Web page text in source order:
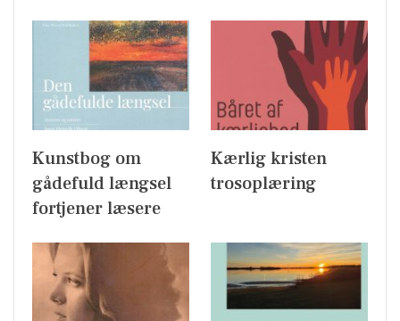
Kunstbog om
gådefuld længsel
fortjener læsere
Kærlig kristen
trosoplæring